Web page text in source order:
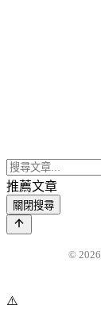
推薦文章
關閉搜尋
© 2026
⚠️